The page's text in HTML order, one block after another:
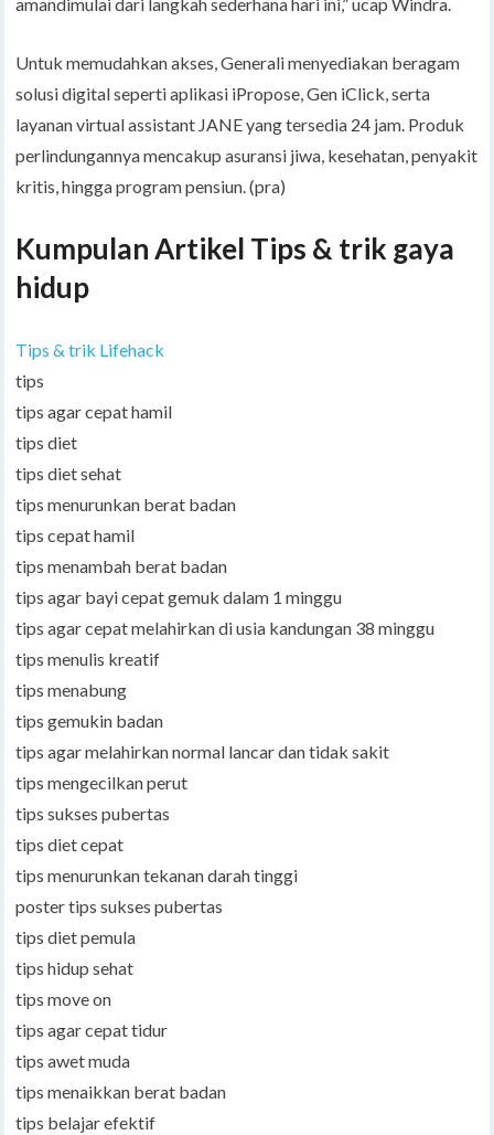
Untuk memudahkan akses, Generali menyediakan beragam
solusi digital seperti aplikasi iPropose, Gen iClick, serta
layanan virtual assistant JANE yang tersedia 24 jam. Produk
perlindungannya mencakup asuransi jiwa, kesehatan, penyakit
kritis, hingga program pensiun. (pra)
Kumpulan Artikel Tips & trik gaya
hidup
Tips & trik Lifehack
tips
tips agar cepat hamil
tips diet
tips diet sehat
tips menurunkan berat badan
tips cepat hamil
tips menambah berat badan
tips agar bayi cepat gemuk dalam 1 minggu
tips agar cepat melahirkan di usia kandungan 38 minggu
tips menulis kreatif
tips menabung
tips gemukin badan
tips agar melahirkan normal lancar dan tidak sakit
tips mengecilkan perut
tips sukses pubertas
tips diet cepat
tips menurunkan tekanan darah tinggi
poster tips sukses pubertas
tips diet pemula
tips hidup sehat
tips move on
tips agar cepat tidur
tips awet muda
tips menaikkan berat badan
tips belajar efektif